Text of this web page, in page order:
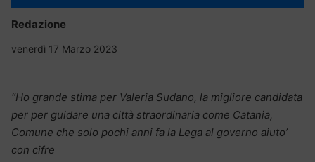
Redazione
venerdì 17 Marzo 2023
“Ho grande stima per Valeria Sudano, la migliore candidata
per per guidare una città straordinaria come Catania,
Comune che solo pochi anni fa la Lega al governo aiuto’
con cifre